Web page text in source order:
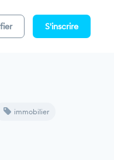
S'inscrire
immobilier